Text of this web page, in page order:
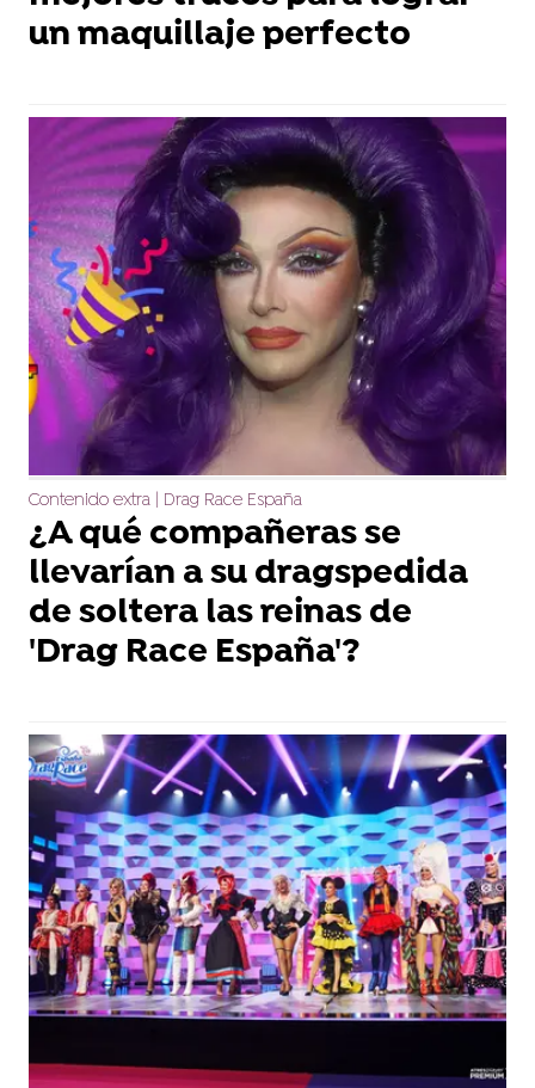
un maquillaje perfecto
Contenido extra | Drag Race España
¿A qué compañeras se
llevarían a su dragspedida
de soltera las reinas de
'Drag Race España'?